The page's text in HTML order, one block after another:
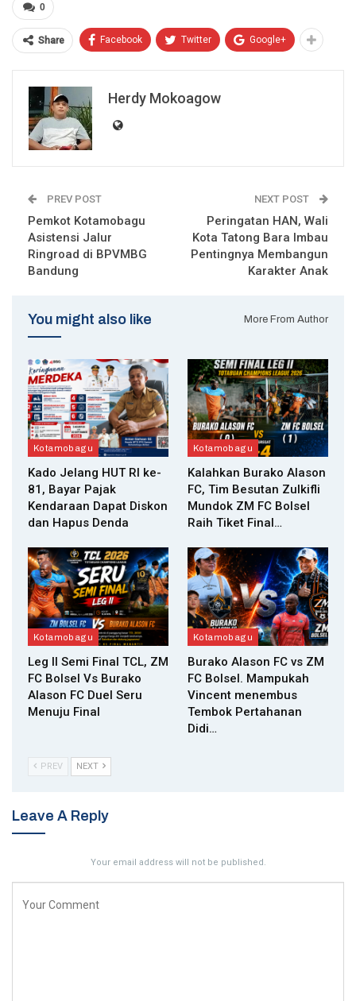
0
Share Facebook Twitter Google+
Herdy Mokoagow
PREV POST
Pemkot Kotamobagu
Asistensi Jalur
Ringroad di BPVMBG
Bandung
NEXT POST
Peringatan HAN, Wali
Kota Tatong Bara Imbau
Pentingnya Membangun
Karakter Anak
You might also like More From Author
Kotamobagu
Kado Jelang HUT RI ke-
81, Bayar Pajak
Kendaraan Dapat Diskon
dan Hapus Denda
Kotamobagu
Kalahkan Burako Alason
FC, Tim Besutan Zulkifli
Mundok ZM FC Bolsel
Raih Tiket Final…
Kotamobagu
Leg II Semi Final TCL, ZM
FC Bolsel Vs Burako
Alason FC Duel Seru
Menuju Final
Kotamobagu
Burako Alason FC vs ZM
FC Bolsel. Mampukah
Vincent menembus
Tembok Pertahanan
Didi…
PREV NEXT
Leave A Reply
Your email address will not be published.